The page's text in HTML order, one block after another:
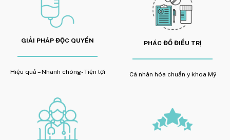
GIẢI PHÁP ĐỘC QUYỀN
Hiệu quả – Nhanh chóng- Tiện lợi
PHÁC ĐỒ ĐIỀU TRỊ
Cá nhân hóa chuẩn y khoa Mỹ